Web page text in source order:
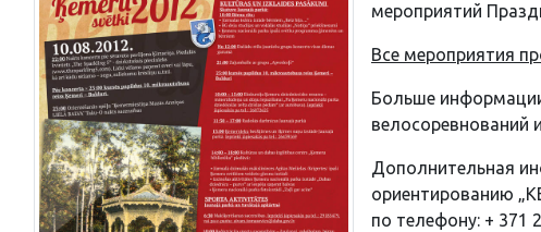
мероприятий
Все мероприятия
Больше
велосоревнований
Дополнительная
ориентированию
по телефону: + 371